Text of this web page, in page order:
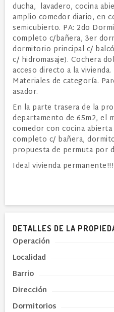
ducha, lavadero, cocina
amplio comedor diario, en
semicubierto. PA: 2do
completo c/bañera, 3er
dormitorio principal c/
c/ hidromasaje). Cochera
acceso directo a la
Materiales de categoría.
asador.
En la parte trasera de la
departamento de 65m2, el
comedor con cocina
completo c/ bañera,
propuesta de permuta por
Ideal vivienda permanente!!!
DETALLES DE LA
Operación
Localidad
Barrio
Dirección
Dormitorios